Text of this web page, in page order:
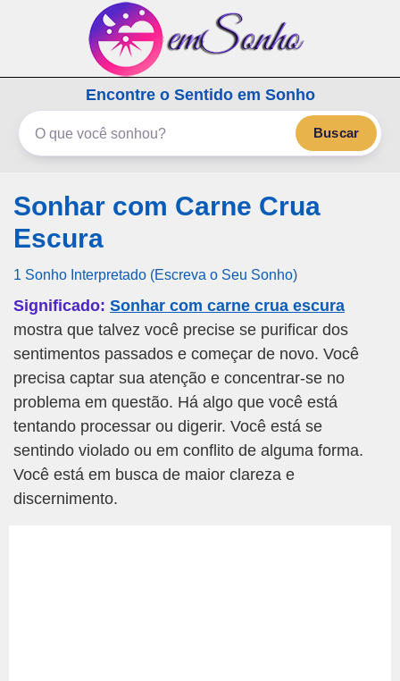
emSonho.com
Os sonhos significam mais
Encontre o Sentido em Sonho
Buscar
Sonhar com Carne Crua
Escura
1 Sonho Interpretado (Escreva o Seu Sonho)
Significado: Sonhar com carne crua escura
mostra que talvez você precise se purificar dos
sentimentos passados e começar de novo. Você
precisa captar sua atenção e concentrar-se no
problema em questão. Há algo que você está
tentando processar ou digerir. Você está se
sentindo violado ou em conflito de alguma forma.
Você está em busca de maior clareza e
discernimento.